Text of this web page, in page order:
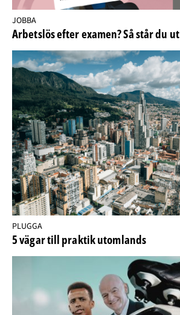
JOBBA
Arbetslös efter examen? Så står du ut
PLUGGA
5 vägar till praktik utomlands